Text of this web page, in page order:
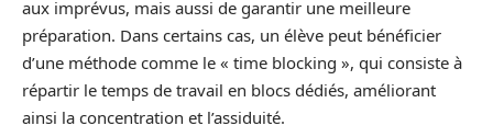
aux imprévus, mais aussi de garantir une meilleure
préparation. Dans certains cas, un élève peut bénéficier
d’une méthode comme le « time blocking », qui consiste à
répartir le temps de travail en blocs dédiés, améliorant
ainsi la concentration et l’assiduité.